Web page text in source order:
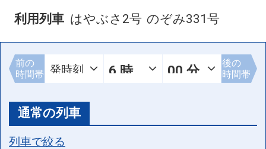
利用列車 はやぶさ2号 のぞみ331号
前の
時間帯
後の
時間帯
通常の列車
列車で絞る